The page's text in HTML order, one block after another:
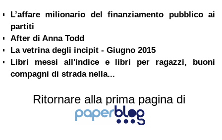
L’affare milionario del finanziamento pubblico ai
partiti
After di Anna Todd
La vetrina degli incipit - Giugno 2015
Libri messi all'indice e libri per ragazzi, buoni
compagni di strada nella...
Ritornare alla prima pagina di